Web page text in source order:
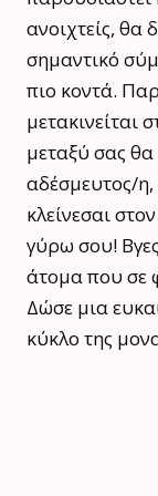
ανοιχτείς, θα
σημαντικό
πιο κοντά.
μετακινείται
μεταξύ σας
αδέσμευτος/
κλείνεσαι
γύρω σου!
άτομα που σε
Δώσε μια
κύκλο της